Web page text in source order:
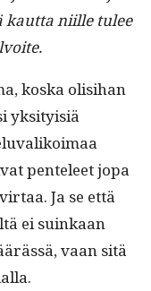
kaut­ta niille tulee
kos­ka olisi­han
yksi­ty­isiä
pen­teleet jopa
Ja se että
ei suinkaan
vaan sitä